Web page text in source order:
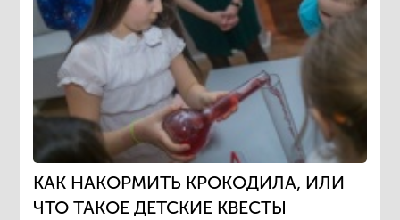
КАК НАКОРМИТЬ КРОКОДИЛА, ИЛИ
ЧТО ТАКОЕ ДЕТСКИЕ КВЕСТЫ